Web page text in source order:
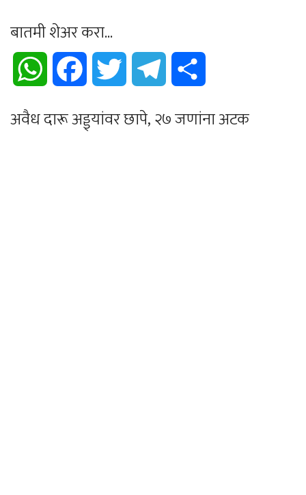
बातमी शेअर करा...
WhatsApp Facebook Twitter Telegram
अवैध दारू अड्ड्यांवर छापे, २७ जणांना अटक